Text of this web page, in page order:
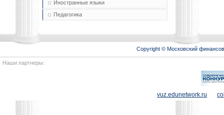
Иностранные языки
Педагогика
Copyright © Московский
Наши партнеры:
vuz.edunetwork.ru